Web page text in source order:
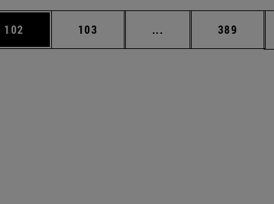
para desplazarse.
Página
102 Página
103 ... Páginas intermedias
Página
389